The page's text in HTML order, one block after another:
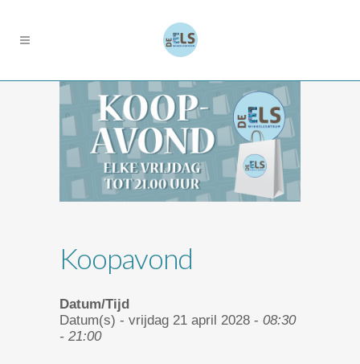
Koopavond
Datum/Tijd
Datum(s) - vrijdag 21 april 2028 - 08:30
- 21:00